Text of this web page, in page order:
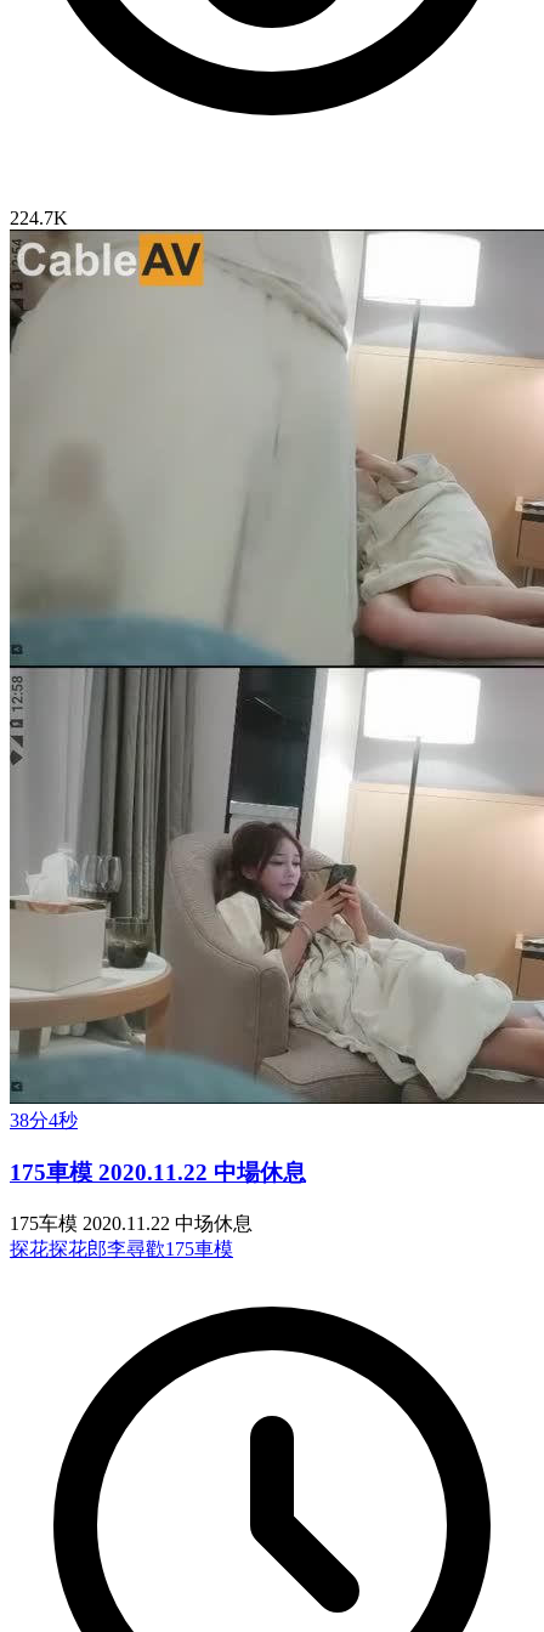
224.7K
38分4秒
175車模 2020.11.22 中場休息
175车模 2020.11.22 中场休息
探花探花郎李尋歡175車模